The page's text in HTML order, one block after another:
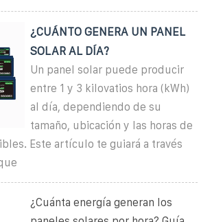
¿CUÁNTO GENERA UN PANEL
SOLAR AL DÍA?
Un panel solar puede producir
entre 1 y 3 kilovatios hora (kWh)
al día, dependiendo de su
tamaño, ubicación y las horas de
Este artículo te guiará a través
¿Cuánta energía generan los